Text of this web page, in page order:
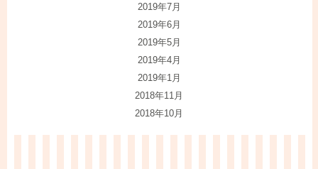
2019年7月
2019年6月
2019年5月
2019年4月
2019年1月
2018年11月
2018年10月